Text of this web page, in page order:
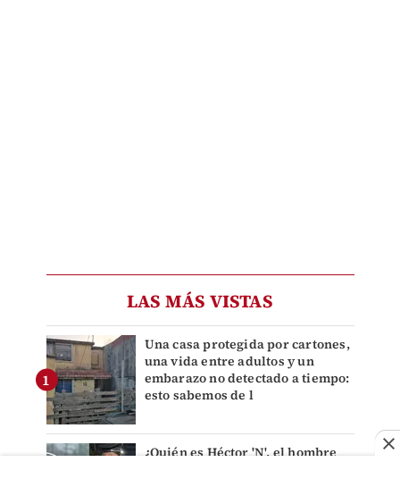
LAS MÁS VISTAS
Una casa protegida por cartones,
una vida entre adultos y un
embarazo no detectado a tiempo:
esto sabemos de l
¿Quién es Héctor 'N', el hombre